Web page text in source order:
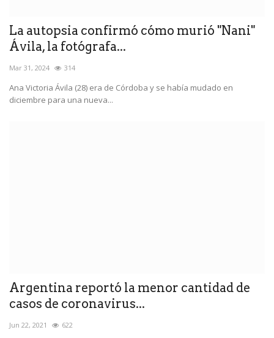
La autopsia confirmó cómo murió "Nani"
Ávila, la fotógrafa...
Mar 31, 2024 314
Ana Victoria Ávila (28) era de Córdoba y se había mudado en
diciembre para una nueva...
Argentina reportó la menor cantidad de
casos de coronavirus...
Jun 22, 2021 622